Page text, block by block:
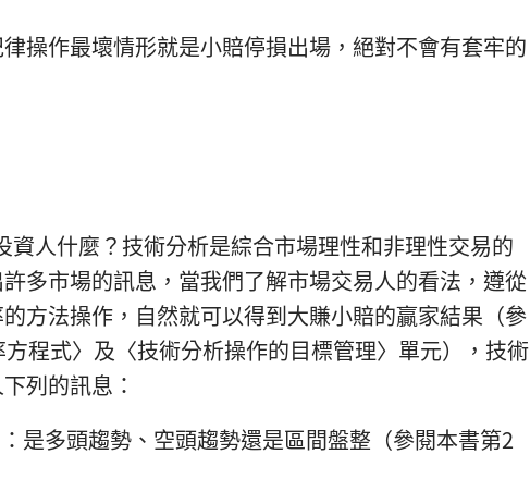
作最壞情形就是小賠停損出場，絕對不會有套牢的
人什麼？技術分析是綜合市場理性和非理性交易的
多市場的訊息，當我們了解市場交易人的看法，遵從
方法操作，自然就可以得到大賺小賠的贏家結果（參
程式〉及〈技術分析操作的目標管理〉單元），技術
列的訊息：
是多頭趨勢、空頭趨勢還是區間盤整（參閱本書第2